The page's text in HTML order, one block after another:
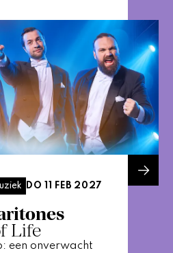
DO 11 FEB 2027
Life
een onverwacht